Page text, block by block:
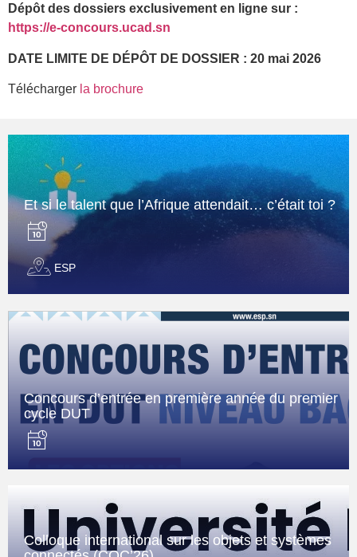
Dépôt des dossiers exclusivement en ligne sur :
https://e-concours.ucad.sn
DATE LIMITE DE DÉPÔT DE DOSSIER : 20 mai 2026
Télécharger la brochure
Et si le talent que l’Afrique attendait… c’était toi ?
ESP
Concours d’entrée en première année du premier
cycle DUT
Colloque international sur les objets et systèmes